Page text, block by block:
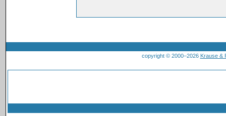
copyright © 2000–2026 Krause &